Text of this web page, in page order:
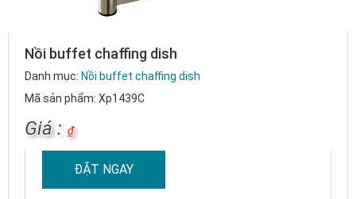
Nồi buffet chaffing dish
Danh mục: Nồi buffet chaffing dish
Mã sản phẩm: Xp1439C
Giá : ₫
ĐẶT NGAY